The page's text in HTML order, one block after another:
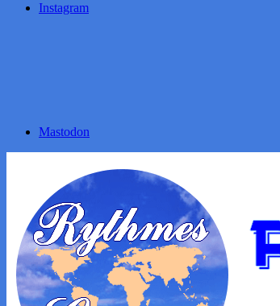
Instagram
Mastodon